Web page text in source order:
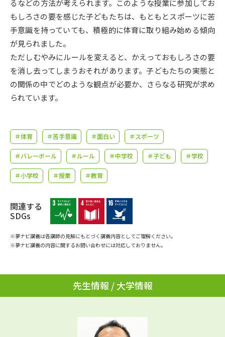
新生活お役立ちガイド
大学で学びたい学問発見
学問の教科書 夢ナビライブ
ユーザーサポート
Ｑ＆Ａ よくあるご質問 大学進学IDについて
資料の料金の
受付内容・発送状況の確認
テレメール
テレメール進学カタログ
訂正のご案内
るなどの方法が考えられます。このような授業に参加してお
もしろさの要を感じた子どもたちは、もともとスポーツに苦
手意識を持っていても、積極的に体育に取り組み始める傾向
が見られました。
ただしむやみにルールを変えると、かえっておもしろさの要
を消し去ってしまうおそれがあります。子どもたちの実態と
の関係の中でどのような観点が必要か、さらなる研究が求め
られています。
＃体育 ＃苦手意識 ＃面白い ＃スポーツ
＃バレーボール ＃ルール ＃中学校 ＃子ども ＃学校
＃小学校 ＃授業 ＃教育
関連する
SDGs
※夢ナビ講義は各講師の見解にもとづく講義内容としてご理解ください。
※夢ナビ講義の内容に関するお問い合わせには対応しておりません。
先生情報 / 大学情報